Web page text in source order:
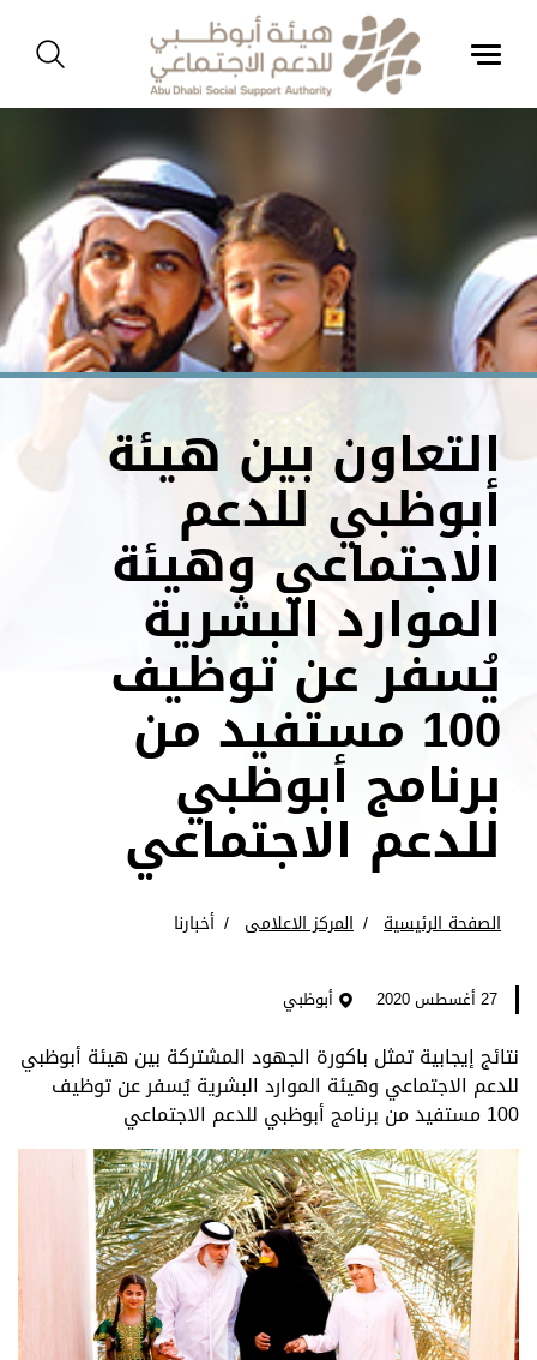
التعاون بين هيئة
أبوظبي للدعم
الاجتماعي وهيئة
الموارد البشرية
يُسفر عن توظيف
100 مستفيد من
برنامج أبوظبي
للدعم الاجتماعي
الصفحة الرئيسية المركز الاعلامى أخبارنا
27 أغسطس 2020 أبوظبي
نتائج إيجابية تمثل باكورة الجهود المشتركة بين هيئة أبوظبي
للدعم الاجتماعي وهيئة الموارد البشرية يُسفر عن توظيف
100 مستفيد من برنامج أبوظبي للدعم الاجتماعي